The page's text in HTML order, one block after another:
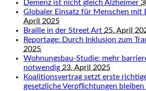
Demenz ist nicht gleich Alzheimer
Globaler Einsatz für Menschen mit
April 2025
Braille in der Street Art 25. April
Reportage: Durch Inklusion zum
2025
Wohnungsbau-Studie: mehr
notwendig 23. April 2025
Koalitionsvertrag setzt erste
gesetzliche Verpflichtungen bleiben